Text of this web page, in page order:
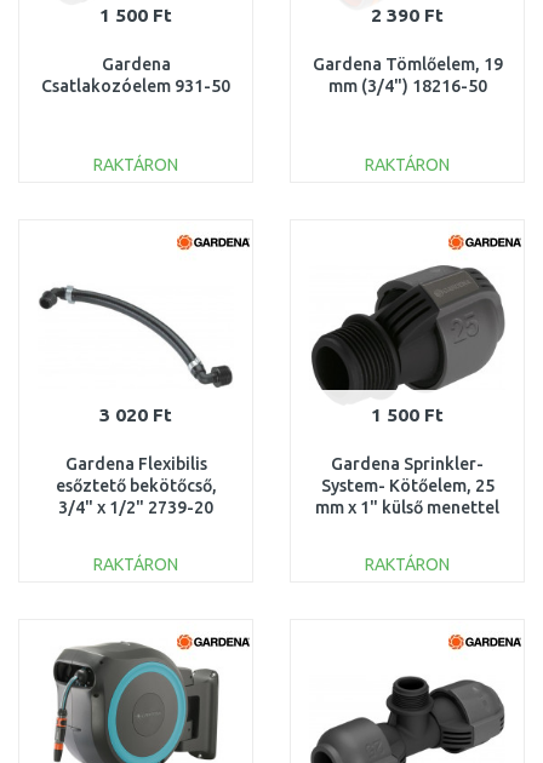
1 500 Ft
Gardena
Csatlakozóelem 931-50
RAKTÁRON
Összehasonlítás
2 390 Ft
Gardena Tömlőelem, 19
mm (3/4") 18216-50
RAKTÁRON
Összehasonlítás
3 020 Ft
Gardena Flexibilis
esőztető bekötőcső,
3/4" x 1/2" 2739-20
RAKTÁRON
Összehasonlítás
1 500 Ft
Gardena Sprinkler-
System- Kötőelem, 25
mm x 1" külső menettel
RAKTÁRON
Összehasonlítás